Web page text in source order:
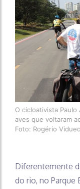
O cicloativista
aves que voltaram
Foto: Rogério
Diferentemente
do rio, no Parque